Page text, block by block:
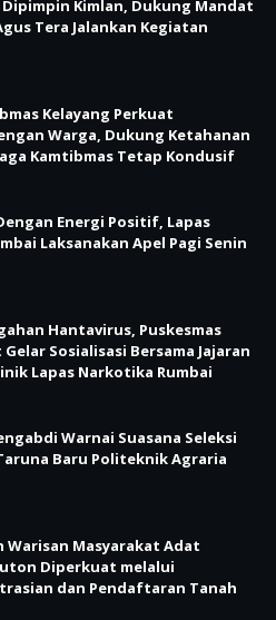
Kimlan, Dukung Mandat
Tera Jalankan Kegiatan
Kelayang Perkuat
Warga, Dukung Ketahanan
Kamtibmas Tetap Kondusif
Energi Positif, Lapas
Laksanakan Apel Pagi Senin
Hantavirus, Puskesmas
Sosialisasi Bersama Jajaran
Lapas Narkotika Rumbai
Warnai Suasana Seleksi
Baru Politeknik Agraria
Warisan Masyarakat Adat
Diperkuat melalui
dan Pendaftaran Tanah